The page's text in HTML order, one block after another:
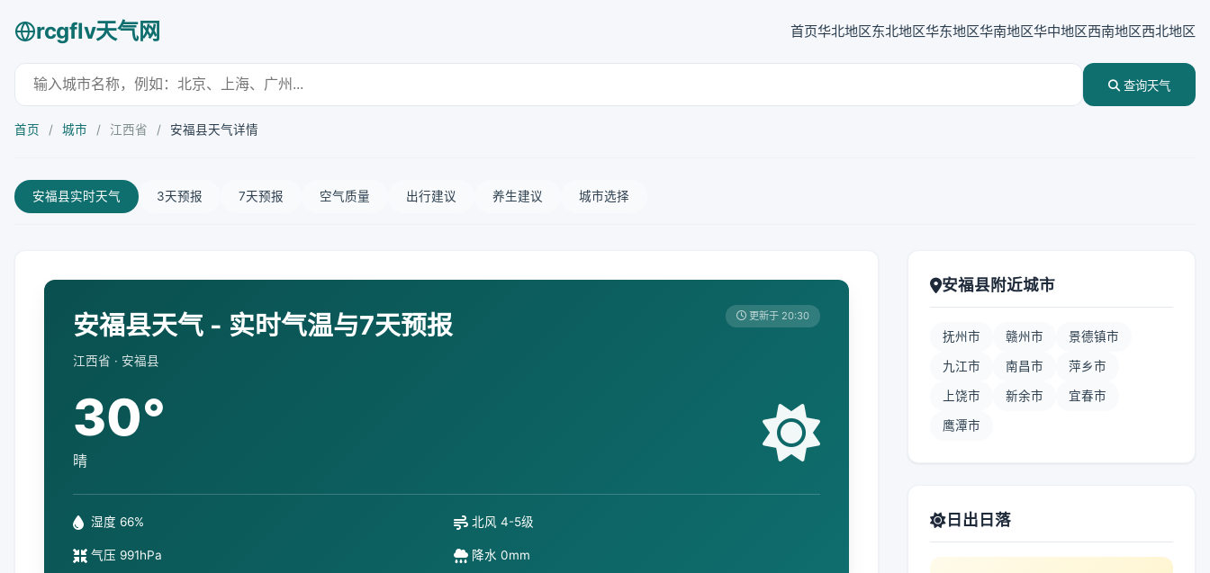
rcgflv天气网 首页华北地区东北地区华东地区华南地区华中地区西南地区西北地区
查询天气
首页 / 城市 / 江西省 / 安福县天气详情
安福县实时天气 3天预报 7天预报 空气质量 出行建议 养生建议 城市选择
安福县天气 - 实时气温与7天预报
江西省 · 安福县
更新于 20:30
30°
晴
湿度 66% 北风 4-5级
气压 991hPa 降水 0mm
安福县附近城市
抚州市 赣州市 景德镇市
九江市 南昌市 萍乡市
上饶市 新余市 宜春市
鹰潭市
日出日落